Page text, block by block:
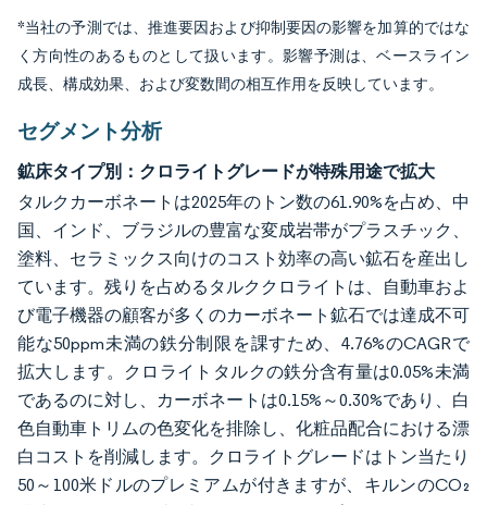
*当社の予測では、推進要因および抑制要因の影響を加算的ではな
く方向性のあるものとして扱います。影響予測は、ベースライン
成長、構成効果、および変数間の相互作用を反映しています。
セグメント分析
鉱床タイプ別：クロライトグレードが特殊用途で拡大
タルクカーボネートは2025年のトン数の61.90%を占め、中
国、インド、ブラジルの豊富な変成岩帯がプラスチック、
塗料、セラミックス向けのコスト効率の高い鉱石を産出し
ています。残りを占めるタルククロライトは、自動車およ
び電子機器の顧客が多くのカーボネート鉱石では達成不可
能な50ppm未満の鉄分制限を課すため、4.76%のCAGRで
拡大します。クロライトタルクの鉄分含有量は0.05%未満
であるのに対し、カーボネートは0.15%～0.30%であり、白
色自動車トリムの色変化を排除し、化粧品配合における漂
白コストを削減します。クロライトグレードはトン当たり
50～100米ドルのプレミアムが付きますが、キルンのCO₂